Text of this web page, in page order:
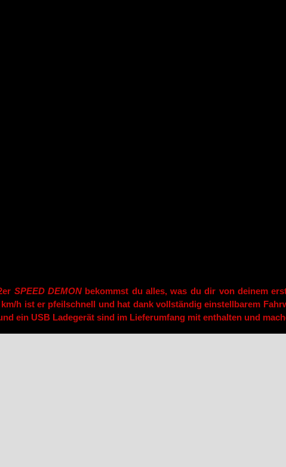
SPEED DEMONbekommst du alles, was du dir von deinem
h ist er pfeilschnell und hat dank vollständig einstellbarem
ein USB Ladegerät sind im Lieferumfang mit enthalten und